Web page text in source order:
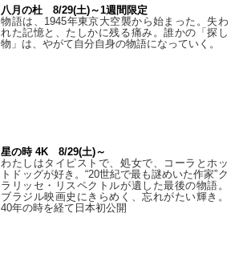
八月の杜 8/29(土)～1週間限定
物語は、1945年東京大空襲から始まった。失わ
れた記憶と、たしかに残る痛み。誰かの「探し
物」は、やがて自分自身の物語になっていく。
星の時 4K 8/29(土)～
わたしはタイピストで、処⼥で、コーラとホッ
トドッグが好き。“20世紀で最も謎めいた作家”ク
ラリッセ・リスペクトルが遺した最後の物語。
ブラジル映画史にきらめく、忘れがたい輝き。
40年の時を経て⽇本初公開